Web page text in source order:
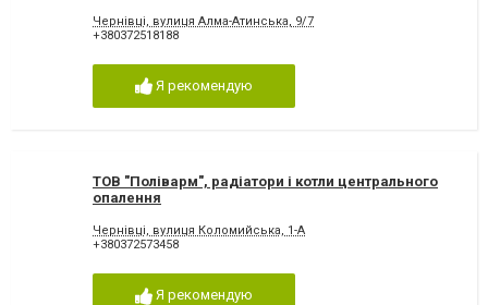
Чернівці, вулиця Алма-Атинська, 9/7
+380372518188
Я рекомендую
ТОВ "Поліварм", радіатори і котли центрального
опалення
Чернівці, вулиця Коломийська, 1-А
+380372573458
Я рекомендую